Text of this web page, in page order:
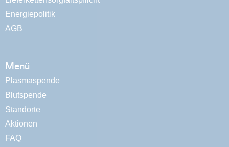
Energiepolitik
AGB
Menü
Plasmaspende
Blutspende
Standorte
Aktionen
FAQ